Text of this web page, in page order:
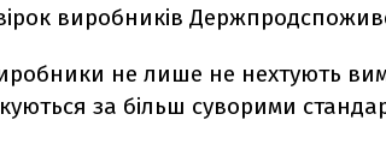
виробників
не лише не нехтують
за більш суворими